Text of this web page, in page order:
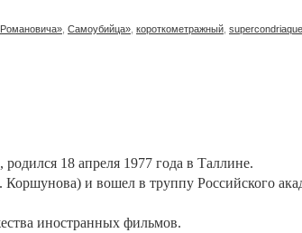
Романовича» Самоубийца» короткометражный supercondriaque
18 апреля 1977 года в Таллине.
и вошел в труппу Российского
иностранных фильмов.